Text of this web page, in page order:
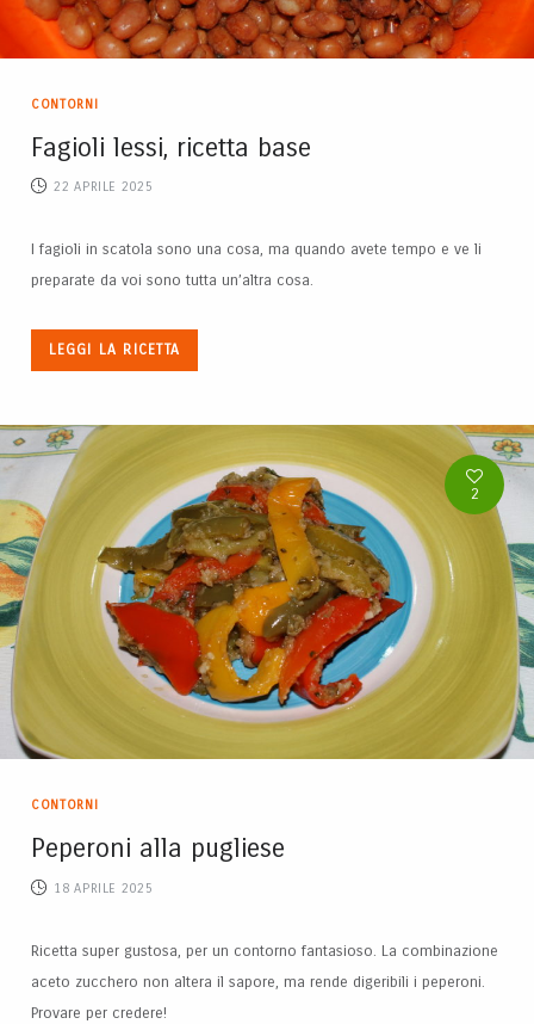
CONTORNI
Fagioli lessi, ricetta base
22 APRILE 2025
I fagioli in scatola sono una cosa, ma quando avete tempo e ve li
preparate da voi sono tutta un’altra cosa.
LEGGI LA RICETTA
2
CONTORNI
Peperoni alla pugliese
18 APRILE 2025
Ricetta super gustosa, per un contorno fantasioso. La combinazione
aceto zucchero non altera il sapore, ma rende digeribili i peperoni.
Provare per credere!